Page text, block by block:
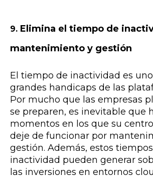
9. Elimina el tiempo de
mantenimiento y gestión
El tiempo de inactividad es
grandes handicaps de las
Por mucho que las empresas
se preparen, es inevitable que
momentos en los que su
deje de funcionar por
gestión. Además, estos
inactividad pueden generar
las inversiones en entornos